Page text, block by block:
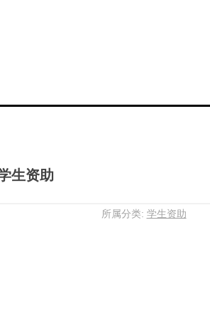
生资助
所属分类: 学生资助